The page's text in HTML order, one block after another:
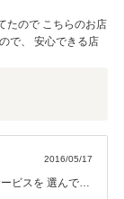
たので こちらのお店
で、 安心できる店
2016/05/17
ビスを 選んでい